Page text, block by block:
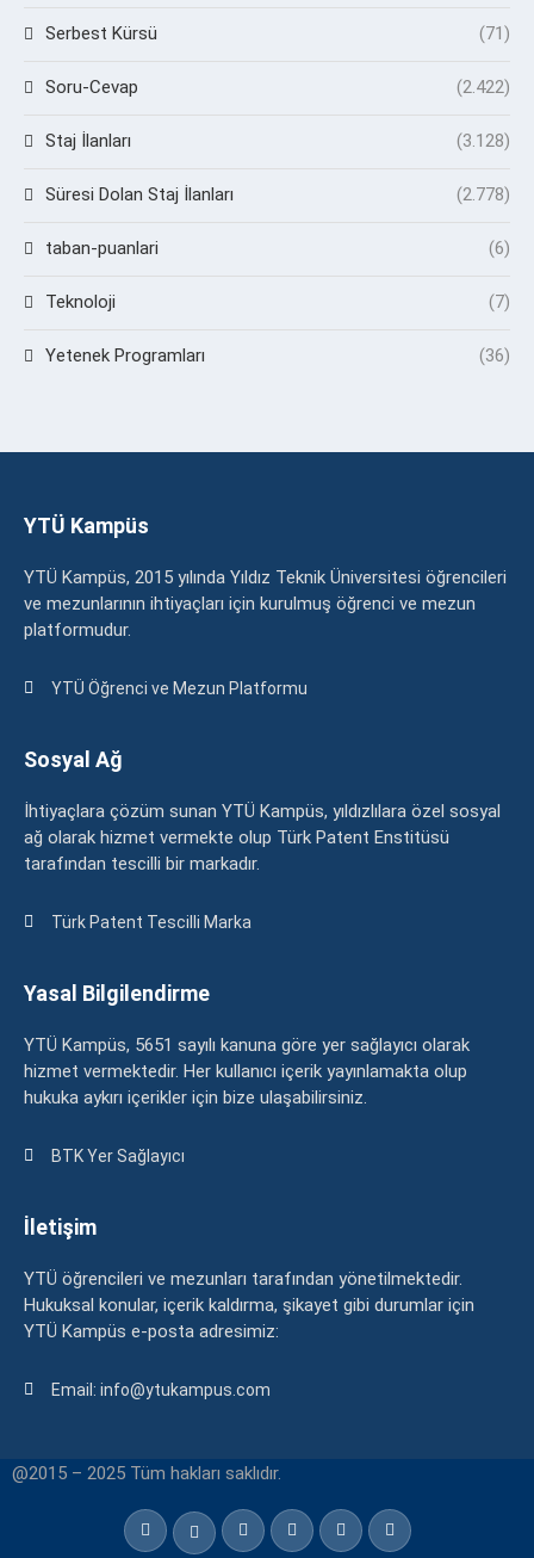
Serbest Kürsü (71)
Soru-Cevap (2.422)
Staj İlanları (3.128)
Süresi Dolan Staj İlanları (2.778)
taban-puanlari (6)
Teknoloji (7)
Yetenek Programları (36)
YTÜ Kampüs
YTÜ Kampüs, 2015 yılında Yıldız Teknik Üniversitesi öğrencileri
ve mezunlarının ihtiyaçları için kurulmuş öğrenci ve mezun
platformudur.
YTÜ Öğrenci ve Mezun Platformu
Sosyal Ağ
İhtiyaçlara çözüm sunan YTÜ Kampüs, yıldızlılara özel sosyal
ağ olarak hizmet vermekte olup Türk Patent Enstitüsü
tarafından tescilli bir markadır.
Türk Patent Tescilli Marka
Yasal Bilgilendirme
YTÜ Kampüs, 5651 sayılı kanuna göre yer sağlayıcı olarak
hizmet vermektedir. Her kullanıcı içerik yayınlamakta olup
hukuka aykırı içerikler için bize ulaşabilirsiniz.
BTK Yer Sağlayıcı
İletişim
YTÜ öğrencileri ve mezunları tarafından yönetilmektedir.
Hukuksal konular, içerik kaldırma, şikayet gibi durumlar için
YTÜ Kampüs e-posta adresimiz:
Email: info@ytukampus.com
@2015 – 2025 Tüm hakları saklıdır.